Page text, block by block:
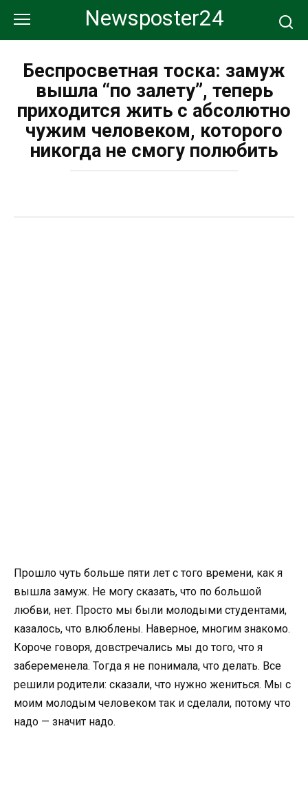
контенту
Newsposter24
Беспросветная тоска: замуж
вышла “по залету”, теперь
приходится жить с абсолютно
чужим человеком, которого
никогда не смогу полюбить
Прошло чуть больше пяти лет с того времени, как я
вышла замуж. Не могу сказать, что по большой
любви, нет. Просто мы были молодыми студентами,
казалось, что влюблены. Наверное, многим знакомо.
Короче говоря, довстречались мы до того, что я
забеременела. Тогда я не понимала, что делать. Все
решили родители: сказали, что нужно жениться. Мы с
моим молодым человеком так и сделали, потому что
надо — значит надо.